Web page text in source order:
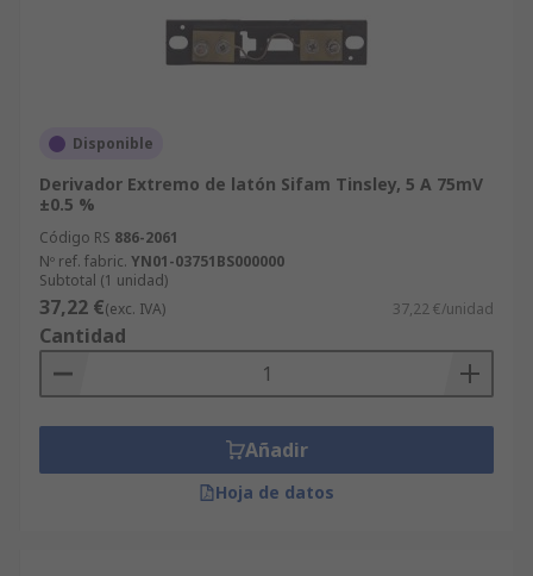
Disponible
Derivador Extremo de latón Sifam Tinsley, 5 A 75mV
±0.5 %
Código RS 886-2061
Nº ref. fabric. YN01-03751BS000000
Subtotal (1 unidad)
37,22 €(exc. IVA) 37,22 €/unidad
Cantidad
Añadir
Hoja de datos